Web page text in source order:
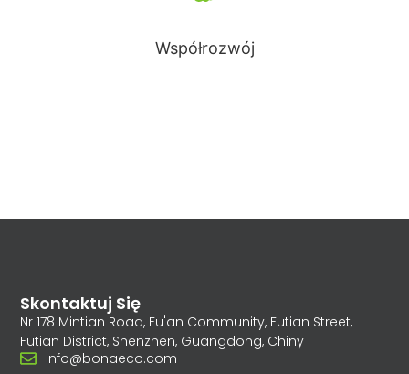
Współrozwój
Skontaktuj Się
Nr 178 Mintian Road, Fu'an Community, Futian Street,
Futian District, Shenzhen, Guangdong, Chiny
info@bonaeco.com